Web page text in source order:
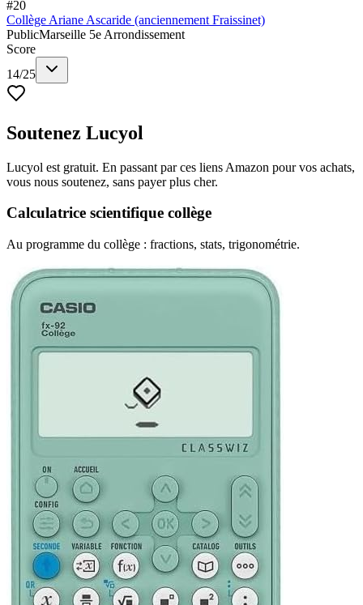
#20
Collège Ariane Ascaride (anciennement Fraissinet)
PublicMarseille 5e Arrondissement
Score
14/25
Soutenez Lucyol
Lucyol est gratuit. En passant par ces liens Amazon pour vos achats,
vous nous soutenez, sans payer plus cher.
Calculatrice scientifique collège
Au programme du collège : fractions, stats, trigonométrie.